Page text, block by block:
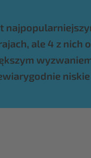
ale 4 z